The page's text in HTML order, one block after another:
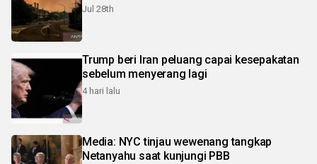
Jul 28th
Trump beri Iran peluang capai kesepakatan
sebelum menyerang lagi
4 hari lalu
Media: NYC tinjau wewenang tangkap
Netanyahu saat kunjungi PBB